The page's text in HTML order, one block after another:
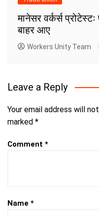
मानेसर वर्कर्स
बाहर आए
Workers Unity Team
Leave a Reply
Your email address will
marked *
Comment *
Name *